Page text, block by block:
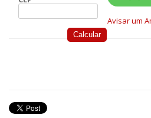
Calcular
Avisar um